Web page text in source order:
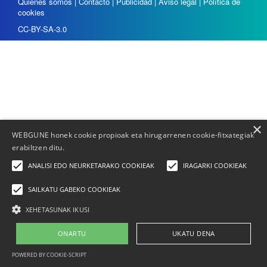
cookies
CC-BY-SA-3.0
WEBGUNE honek cookie propioak eta hirugarrenen cookie-fitxategiak
erabiltzen ditu.
ANALISI EDO NEURKETARAKO COOKIEAK IRAGARKI COOKIEAK
SAILKATU GABEKO COOKIEAK
XEHETASUNAK IKUSI
ONARTU UKATU DENA
POWERED BY COOKIE-SCRIPT
×